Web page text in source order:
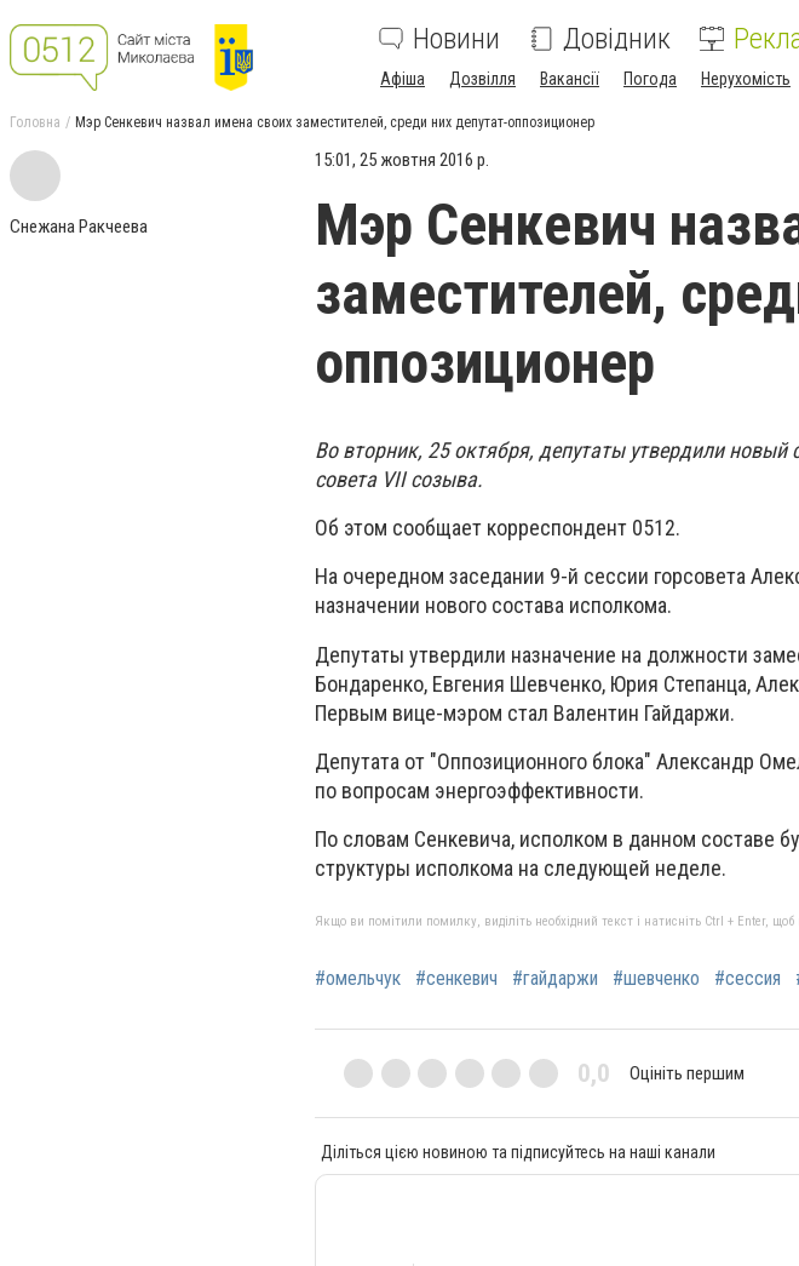
Новини Довідник
Афіша Дозвілля Вакансії Погода Нерухомість
Головна Мэр Сенкевич назвал имена своих заместителей, среди них депутат-оппозиционер
Снежана Ракчеева
15:01, 25 жовтня 2016 р.
Мэр Сенкевич
заместителей,
оппозиционер
Во вторник, 25 октября, депутаты утвердили
совета VII созыва.
Об этом сообщает корреспондент 0512.
На очередном заседании 9-й сессии горсовета
назначении нового состава исполкома.
Депутаты утвердили назначение на должности
Бондаренко, Евгения Шевченко, Юрия Степанца,
Первым вице-мэром стал Валентин Гайдаржи.
Депутата от "Оппозиционного блока" Александр
по вопросам энергоэффективности.
По словам Сенкевича, исполком в данном составе
структуры исполкома на следующей неделе.
Якщо ви помітили помилку, виділіть необхідний текст і натисніть Ctrl + Enter,
#омельчук #сенкевич #гайдаржи #шевченко #сессия
0,0 Оцініть першим
Діліться цією новиною та підписуйтесь на наші канали